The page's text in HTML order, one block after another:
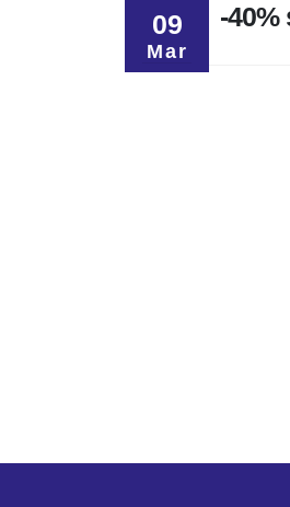
09
Mar
-40%